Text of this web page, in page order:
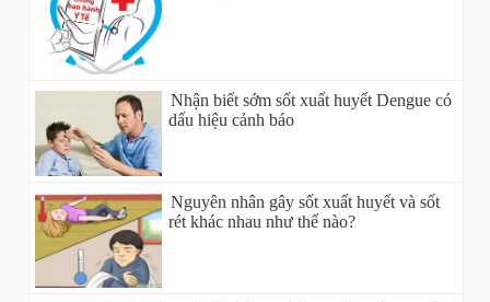
Nhận biết sớm sốt xuất huyết Dengue có
dấu hiệu cảnh báo
Nguyên nhân gây sốt xuất huyết và sốt
rét khác nhau như thế nào?